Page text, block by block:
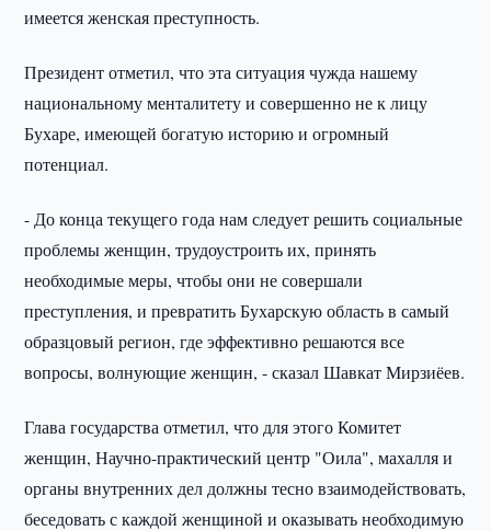
имеется женская преступность.
Президент отметил, что эта ситуация чужда нашему
национальному менталитету и совершенно не к лицу
Бухаре, имеющей богатую историю и огромный
потенциал.
- До конца текущего года нам следует решить социальные
проблемы женщин, трудоустроить их, принять
необходимые меры, чтобы они не совершали
преступления, и превратить Бухарскую область в самый
образцовый регион, где эффективно решаются все
вопросы, волнующие женщин, - сказал Шавкат Мирзиёев.
Глава государства отметил, что для этого Комитет
женщин, Научно-практический центр "Оила", махалля и
органы внутренних дел должны тесно взаимодействовать,
беседовать с каждой женщиной и оказывать необходимую